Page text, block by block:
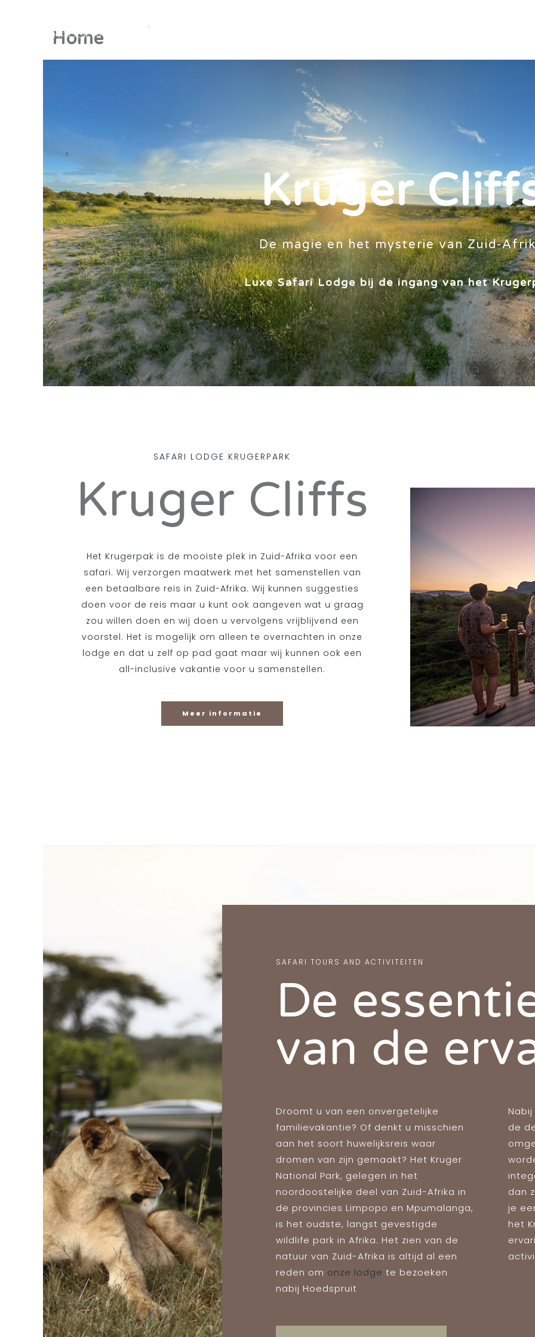
Home
Kruger
De magie en het mysterie van Zuid-
Luxe Safari Lodge bij de ingang van het
SAFARI LODGE KRUGERPARK
Kruger Cliffs
Het Krugerpak is de mooiste plek in Zuid-Afrika voor een
safari. Wij verzorgen maatwerk met het samenstellen van
een betaalbare reis in Zuid-Afrika. Wij kunnen suggesties
doen voor de reis maar u kunt ook aangeven wat u graag
zou willen doen en wij doen u vervolgens vrijblijvend een
voorstel. Het is mogelijk om alleen te overnachten in onze
lodge en dat u zelf op pad gaat maar wij kunnen ook een
all-inclusive vakantie voor u samenstellen.
Meer informatie
SAFARI TOURS AND ACTIVITEITEN
De
van de
Droomt u van een onvergetelijke
familievakantie? Of denkt u misschien
aan het soort huwelijksreis waar
dromen van zijn gemaakt? Het Kruger
National Park, gelegen in het
noordoostelijke deel van Zuid-Afrika in
de provincies Limpopo en Mpumalanga,
is het oudste, langst gevestigde
wildlife park in Afrika. Het zien van de
natuur van Zuid-Afrika is altijd al een
reden om onze lodge te bezoeken
nabij Hoedspruit
de
dan
je
het